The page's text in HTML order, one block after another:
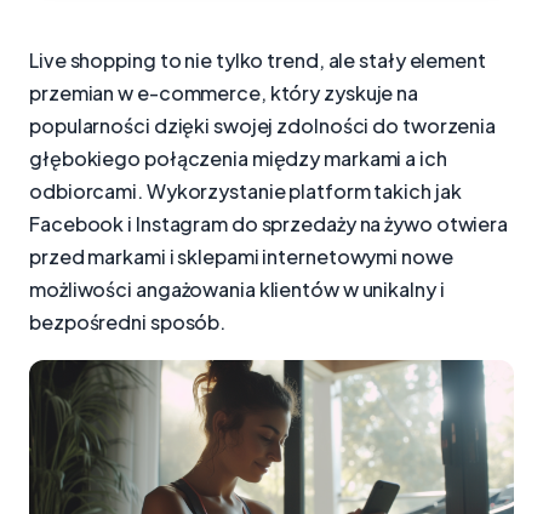
Live shopping to nie tylko trend, ale stały element
przemian w e-commerce, który zyskuje na
popularności dzięki swojej zdolności do tworzenia
głębokiego połączenia między markami a ich
odbiorcami. Wykorzystanie platform takich jak
Facebook i Instagram do sprzedaży na żywo otwiera
przed markami i sklepami internetowymi nowe
możliwości angażowania klientów w unikalny i
bezpośredni sposób.